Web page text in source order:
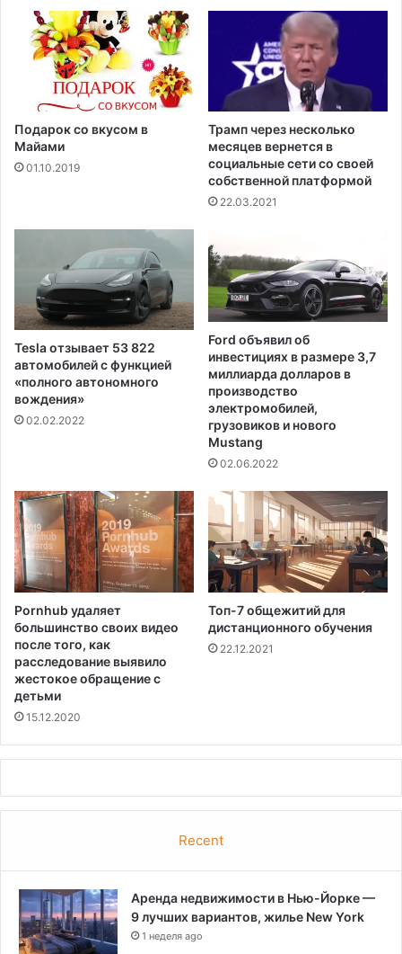
е
н
Подарок со вкусом в
Майами
01.10.2019
Трамп через несколько
месяцев вернется в
социальные сети со своей
собственной платформой
22.03.2021
Tesla отзывает 53 822
автомобилей с функцией
«полного автономного
вождения»
02.02.2022
Ford объявил об
инвестициях в размере 3,7
миллиарда долларов в
производство
электромобилей,
грузовиков и нового
Mustang
02.06.2022
Pornhub удаляет
большинство своих видео
после того, как
расследование выявило
жестокое обращение с
детьми
15.12.2020
Топ-7 общежитий для
дистанционного обучения
22.12.2021
Recent
Аренда недвижимости в Нью-Йорке —
9 лучших вариантов, жилье New York
1 неделя ago